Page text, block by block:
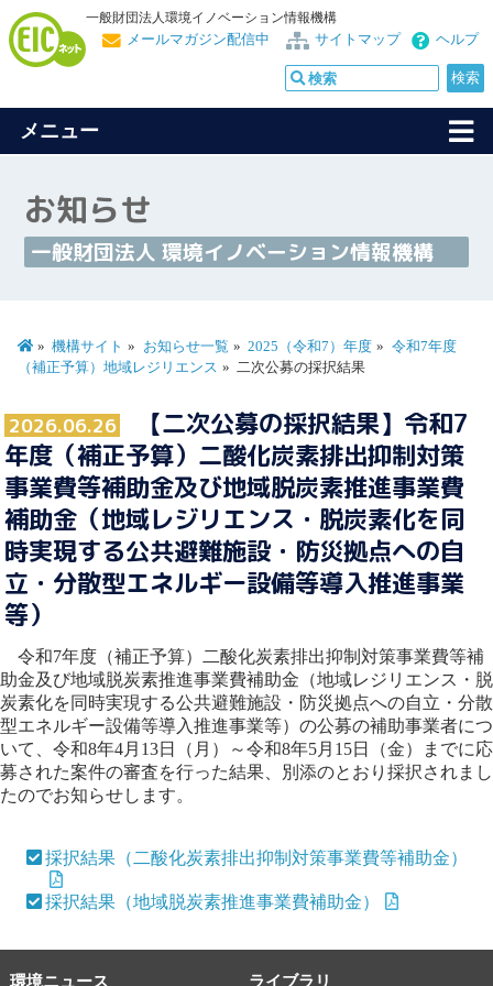
一般財団法人環境イノベーション情報機構
ヘルプ
サイトマップ
メールマガジン配信中
メニュー
お知らせ
一般財団法人 環境イノベーション情報機構
機構サイト お知らせ一覧 2025（令和7）年度
令和7年度
（補正予算）地域レジリエンス
二次公募の採択結果
2026.06.26
【二次公募の採択結果】令和7
年度（補正予算）二酸化炭素排出抑制対策
事業費等補助金及び地域脱炭素推進事業費
補助金（地域レジリエンス・脱炭素化を同
時実現する公共避難施設・防災拠点への自
立・分散型エネルギー設備等導入推進事業
等）
令和7年度（補正予算）二酸化炭素排出抑制対策事業費等補
助金及び地域脱炭素推進事業費補助金（地域レジリエンス・脱
炭素化を同時実現する公共避難施設・防災拠点への自立・分散
型エネルギー設備等導入推進事業等）の公募の補助事業者につ
いて、令和8年4月13日（月）～令和8年5月15日（金）までに応
募された案件の審査を行った結果、別添のとおり採択されまし
たのでお知らせします。
採択結果（二酸化炭素排出抑制対策事業費等補助金）
採択結果（地域脱炭素推進事業費補助金）
環境ニュース ライブラリ